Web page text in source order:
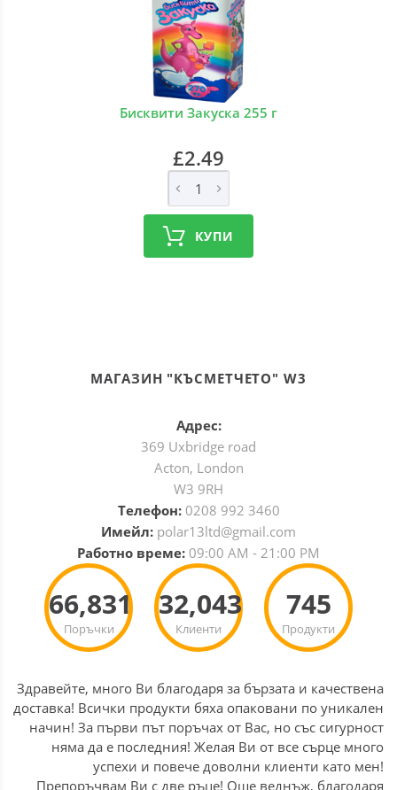
Бисквити Закуска 255 г
£2.49
КУПИ
МАГАЗИН "КЪСМЕТЧЕТО" W3
Адрес:
369 Uxbridge road
Acton, London
W3 9RH
Телефон: 0208 992 3460
Имейл: polar13ltd@gmail.com
Работно време: 09:00 AM - 21:00 PM
Поръчки
66,831
Клиенти
32,043
Продукти
745
Здравейте, много Ви благодаря за бързата и качествена
доставка! Всички продукти бяха опаковани по уникален
начин! За първи път поръчах от Вас, но със сигурност
няма да е последния! Желая Ви от все сърце много
успехи и повече доволни клиенти като мен!
Препоръчвам Ви с две ръце! Още веднъж, благодаря